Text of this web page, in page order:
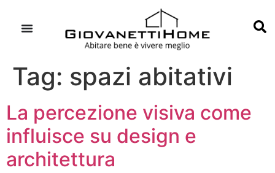
Tag: spazi abitativi
La percezione visiva come
influisce su design e
architettura